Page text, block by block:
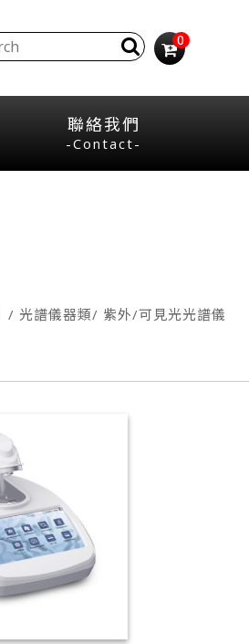
0
聯絡我們
-Contact-
光譜儀器類 紫外/可見光光譜儀